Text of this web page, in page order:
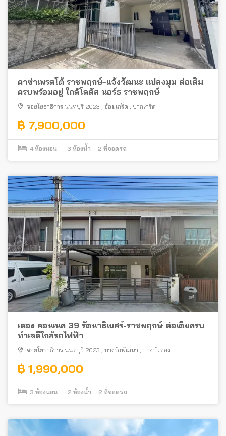
คาซ่าเพรสโต้ ราชพฤกษ์-แจ้งวัฒนะ แปลงมุม ต่อเติม
ครบพร้อมอยู่ ใกล้โลตัส นอร์ธ ราชพฤกษ์
ซอยโยธาธิการ นนทบุรี 2023 อ้อมเกร็ด ปากเกร็ด
฿ 7,900,000
4 ห้องนอน 3 ห้องน้ำ 2 ที่จอดรถ
เดอะ คอนเนค 39 รัตนาธิเบศร์-ราชพฤกษ์ ต่อเติมครบ
ทำเลดีใกล้รถไฟฟ้า
ซอยโยธาธิการ นนทบุรี 2023 บางรักพัฒนา บางบัวทอง
฿ 1,990,000
3 ห้องนอน 2 ห้องน้ำ 2 ที่จอดรถ